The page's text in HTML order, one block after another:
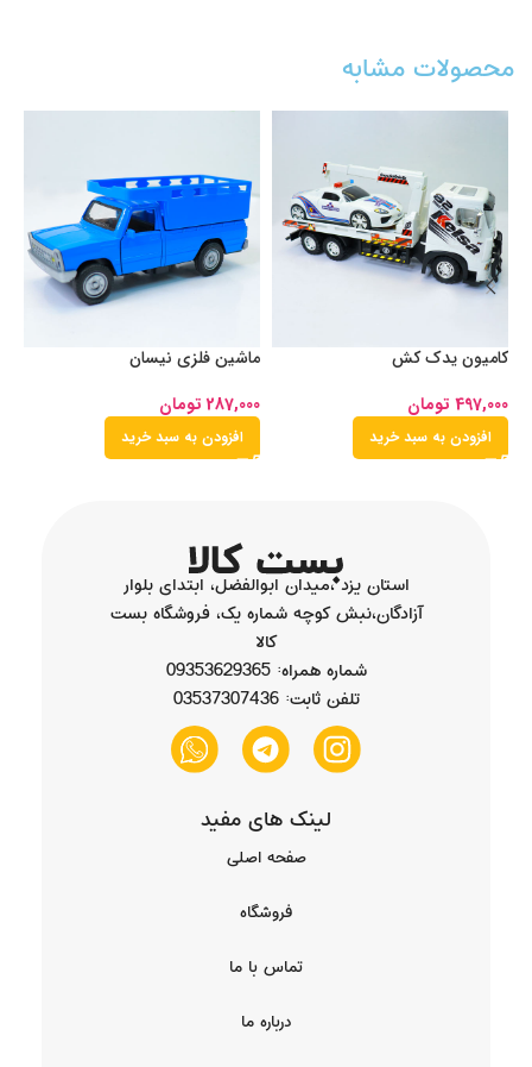
محصولات مشابه
کامیون یدک کش
497,000 تومان
افزودن به سبد خرید
ماشین فلزی نیسان
287,000 تومان
افزودن به سبد خرید
استان یزد ،میدان ابوالفضل، ابتدای بلوار
آزادگان،نبش کوچه شماره یک، فروشگاه بست
کالا
شماره همراه: 09353629365
تلفن ثابت: 03537307436
لینک های مفید
صفحه اصلی
فروشگاه
تماس با ما
درباره ما